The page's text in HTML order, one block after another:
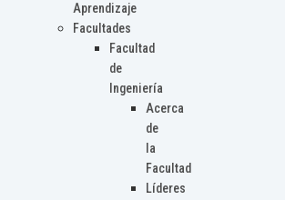
Aprendizaje
Facultades
Facultad
de
Ingeniería
Acerca
de
la
Facultad
Líderes